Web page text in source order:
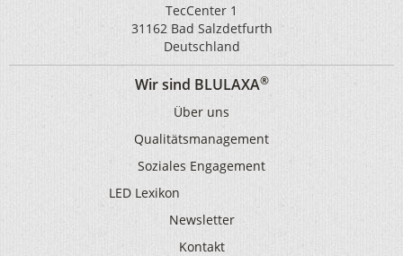
TecCenter 1
31162 Bad Salzdetfurth
Deutschland
Wir sind BLULAXA®
Über uns
Qualitätsmanagement
Soziales Engagement
LED Lexikon
Newsletter
Kontakt